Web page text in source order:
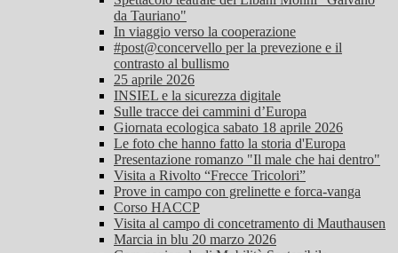
da Tauriano"
In viaggio verso la cooperazione
#post@concervello per la prevezione e il
contrasto al bullismo
25 aprile 2026
INSIEL e la sicurezza digitale
Sulle tracce dei cammini d’Europa
Giornata ecologica sabato 18 aprile 2026
Le foto che hanno fatto la storia d'Europa
Presentazione romanzo "Il male che hai dentro"
Visita a Rivolto “Frecce Tricolori”
Prove in campo con grelinette e forca-vanga
Corso HACCP
Visita al campo di concetramento di Mauthausen
Marcia in blu 20 marzo 2026